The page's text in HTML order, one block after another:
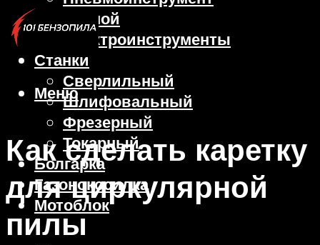
Ручной
Электроинструменты
Станки
Сверлильный
Шлифовальный
Фрезерный
Токарный
Болгарка
Газонокосилка
Мотоблок
Меню
Как сделать каретку
для циркулярной
пилы